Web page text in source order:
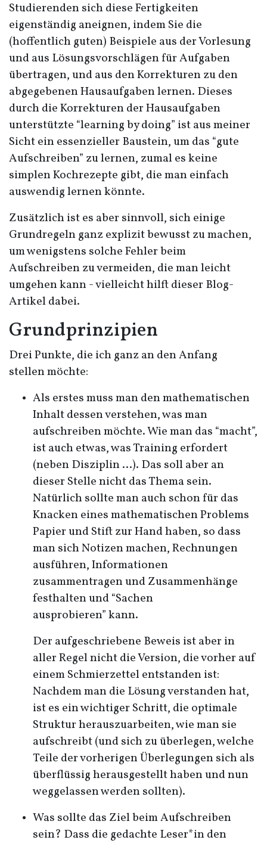
Studierenden sich diese Fertigkeiten
eigenständig aneignen, indem Sie die
(hoffentlich guten) Beispiele aus der Vorlesung
und aus Lösungsvorschlägen für Aufgaben
übertragen, und aus den Korrekturen zu den
abgegebenen Hausaufgaben lernen. Dieses
durch die Korrekturen der Hausaufgaben
unterstützte “learning by doing” ist aus meiner
Sicht ein essenzieller Baustein, um das “gute
Aufschreiben” zu lernen, zumal es keine
simplen Kochrezepte gibt, die man einfach
auswendig lernen könnte.
Zusätzlich ist es aber sinnvoll, sich einige
Grundregeln ganz explizit bewusst zu machen,
um wenigstens solche Fehler beim
Aufschreiben zu vermeiden, die man leicht
umgehen kann - vielleicht hilft dieser Blog-
Artikel dabei.
Grundprinzipien
Drei Punkte, die ich ganz an den Anfang
stellen möchte:
Als erstes muss man den mathematischen
Inhalt dessen verstehen, was man
aufschreiben möchte. Wie man das “macht”,
ist auch etwas, was Training erfordert
(neben Disziplin …). Das soll aber an
dieser Stelle nicht das Thema sein.
Natürlich sollte man auch schon für das
Knacken eines mathematischen Problems
Papier und Stift zur Hand haben, so dass
man sich Notizen machen, Rechnungen
ausführen, Informationen
zusammentragen und Zusammenhänge
festhalten und “Sachen
ausprobieren” kann.
Der aufgeschriebene Beweis ist aber in
aller Regel nicht die Version, die vorher auf
einem Schmierzettel entstanden ist:
Nachdem man die Lösung verstanden hat,
ist es ein wichtiger Schritt, die optimale
Struktur herauszuarbeiten, wie man sie
aufschreibt (und sich zu überlegen, welche
Teile der vorherigen Überlegungen sich als
überflüssig herausgestellt haben und nun
weggelassen werden sollten).
Was sollte das Ziel beim Aufschreiben
sein? Dass die gedachte Leser*in den